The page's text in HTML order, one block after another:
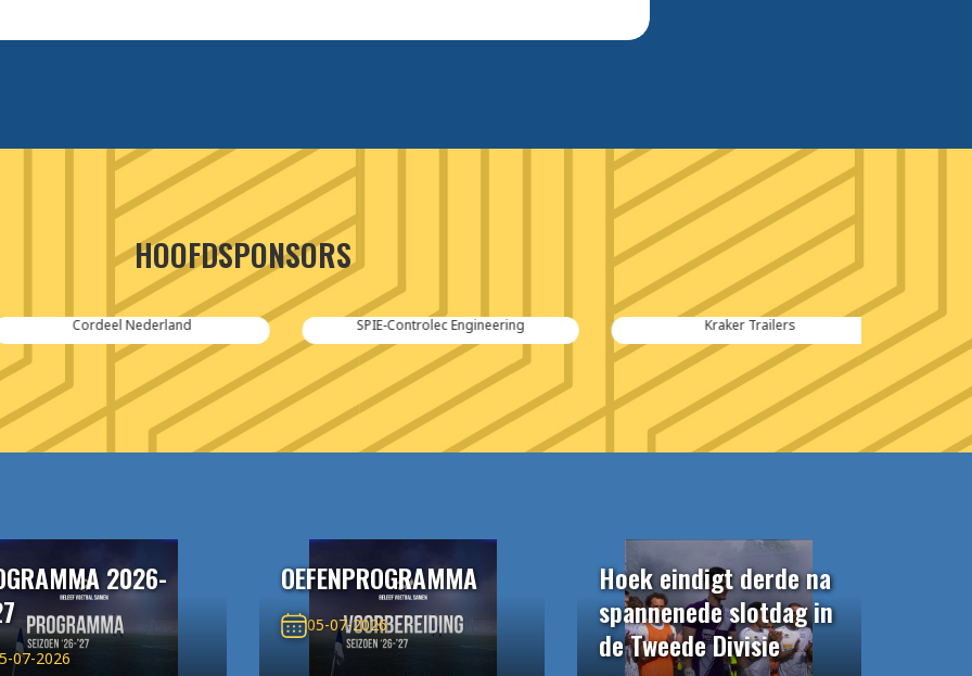
HOOFDSPONSORS
Cordeel Nederland SPIE-Controlec Engineering Kraker Trailers
2026-
07-2026
OEFENPROGRAMMA
05-07-2026
Hoek eindigt derde na
spannenede slotdag in
de Tweede Divisie